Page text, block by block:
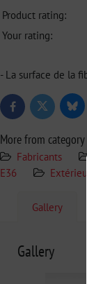
Product rating:
Your rating:
- La surface de la
FacebookTwitter
More from category
Fabricants
E36
Extérieur
Gallery
Gallery